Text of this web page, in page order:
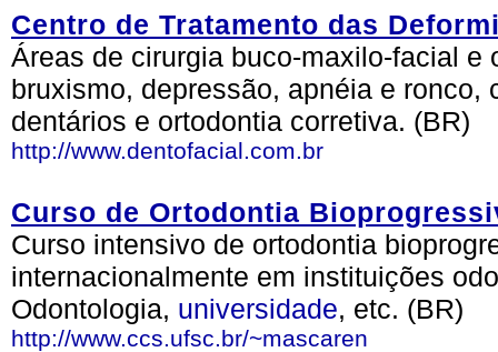
Centro de Tratamento das
Áreas de cirurgia buco-maxilo-facial e
bruxismo, depressão, apnéia e ronco,
dentários e ortodontia corretiva. (BR)
http://www.dentofacial.com.br
Curso de Ortodontia
Curso intensivo de ortodontia
internacionalmente em instituições
Odontologia, universidade, etc. (BR)
http://www.ccs.ufsc.br/~mascaren